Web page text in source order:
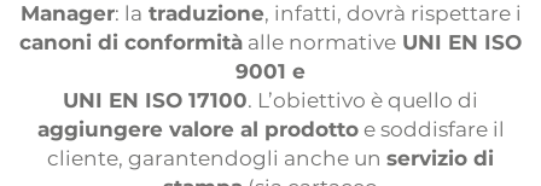
Manager: la traduzione, infatti, dovrà rispettare i
canoni di conformità alle normative UNI EN ISO
9001 e
UNI EN ISO 17100. L’obiettivo è quello di
aggiungere valore al prodottoe soddisfare il
cliente, garantendogli anche un servizio di